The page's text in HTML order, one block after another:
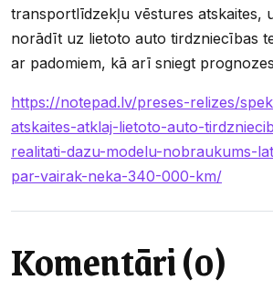
transportlīdzekļu vēstures atskaites,
norādīt uz lietoto auto tirdzniecības
ar padomiem, kā arī sniegt
https://notepad.lv/preses-relizes/
atskaites-atklaj-lietoto-auto-
realitati-dazu-modelu-nobraukums-
par-vairak-neka-340-000-km/
Komentāri (0)